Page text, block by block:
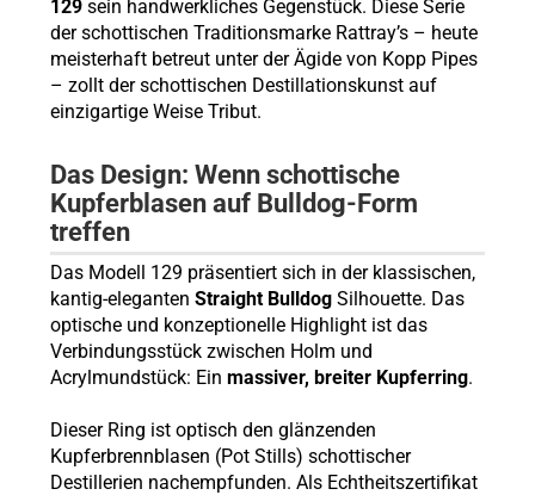
129sein handwerkliches Gegenstück. Diese Serie
der schottischen Traditionsmarke Rattray’s – heute
meisterhaft betreut unter der Ägide von Kopp Pipes
– zollt der schottischen Destillationskunst auf
einzigartige Weise Tribut.
Das Design: Wenn schottische
Kupferblasen auf Bulldog-Form
treffen
Das Modell 129 präsentiert sich in der klassischen,
kantig-eleganten Straight BulldogSilhouette. Das
optische und konzeptionelle Highlight ist das
Verbindungsstück zwischen Holm und
Acrylmundstück: Ein massiver, breiter Kupferring.
Dieser Ring ist optisch den glänzenden
Kupferbrennblasen (Pot Stills) schottischer
Destillerien nachempfunden. Als Echtheitszertifikat